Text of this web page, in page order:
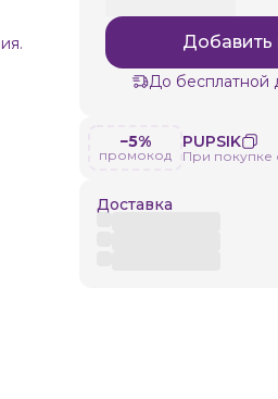
Добавить
До бесплатной
−5%
промокод
PUPSIK
При покупке
Доставка